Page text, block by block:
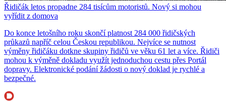
Řidičák letos propadne 284 tisícům motoristů. Nový si mohou
vyřídit z domova
Do konce letošního roku skončí platnost 284 000 řidičských
průkazů napříč celou Českou republikou. Nejvíce se nutnost
výměny řidičáku dotkne skupiny řidičů ve věku 61 let a více. Řidiči
mohou k výměně dokladu využít jednoduchou cestu přes Portál
dopravy. Elektronické podání žádosti o nový doklad je rychlé a
bezpečné.